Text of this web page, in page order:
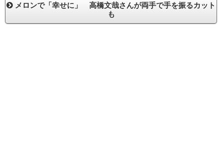
メロンで「幸せに」 高橋文哉さんが両手で手を振るカット
も